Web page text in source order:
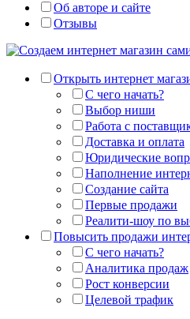
Об авторе и сайте
Отзывы
Открыть интернет
С чего начать?
Выбор ниши
Работа с
Доставка и оплата
Юридические
Наполнение
Создание сайта
Первые продажи
Реалити-шоу по
Повысить продажи
С чего начать?
Аналитика продаж
Рост конверсии
Целевой трафик